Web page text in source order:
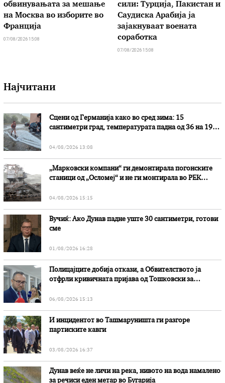
обвинувањата за мешање
на Москва во изборите во
Франција
07/08/2026 15:08
сили: Турција, Пакистан и
Саудиска Арабија ја
зајакнуваат воената
соработка
07/08/2026 15:08
Најчитани
Сцени од Германија како во сред зима: 15
сантиметри град, температурата падна од 36 на 19
04/08/2026 13:08
„Марковски компани“ ги демонтирала погонските
станици од „Осломеј“ и не ги монтирала во РЕК
04/08/2026 15:15
Вучиќ: Ако Дунав падне уште 30 сантиметри, готови
сме
01/08/2026 16:28
Полицајците добија откази, а Обвителството ја
отфрли кривичната пријава од Тошковски за
06/08/2026 15:13
И инцидентот во Ташмаруништa ги разгоре
партиските кавги
03/08/2026 16:37
Дунав веќе не личи на река, нивото на вода намалено
за речиси еден метар во Бугарија